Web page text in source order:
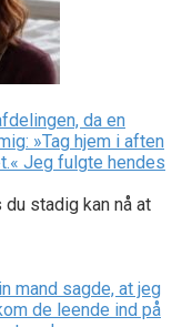
da en
»Tag hjem i aften
Jeg fulgte hendes
stadig kan nå at
mand sagde, at jeg
de leende ind på